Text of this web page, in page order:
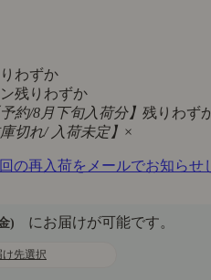
わずか
残りわずか
予約/8月下旬入荷分】 残りわず
庫切れ/ 入荷未定】 ×
の再入荷をメールでお知らせ
) にお届けが可能です。
け先選択